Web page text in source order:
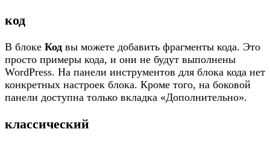
код
В блоке Код вы можете добавить фрагменты кода. Это
просто примеры кода, и они не будут выполнены
WordPress. На панели инструментов для блока кода нет
конкретных настроек блока. Кроме того, на боковой
панели доступна только вкладка «Дополнительно».
классический